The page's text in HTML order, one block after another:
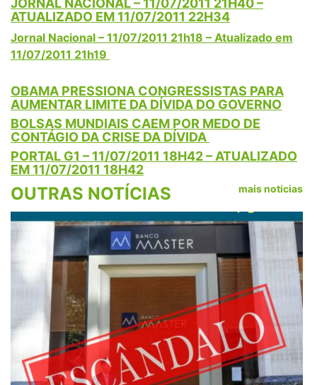
JORNAL NACIONAL – 11/07/2011 21H40 –
ATUALIZADO EM 11/07/2011 22H34
Jornal Nacional – 11/07/2011 21h18 – Atualizado em
11/07/2011 21h19
OBAMA PRESSIONA CONGRESSISTAS PARA
AUMENTAR LIMITE DA DÍVIDA DO GOVERNO
BOLSAS MUNDIAIS CAEM POR MEDO DE
CONTÁGIO DA CRISE DA DÍVIDA
PORTAL G1 – 11/07/2011 18H42 – ATUALIZADO
EM 11/07/2011 18H42
OUTRAS NOTÍCIAS mais noticias